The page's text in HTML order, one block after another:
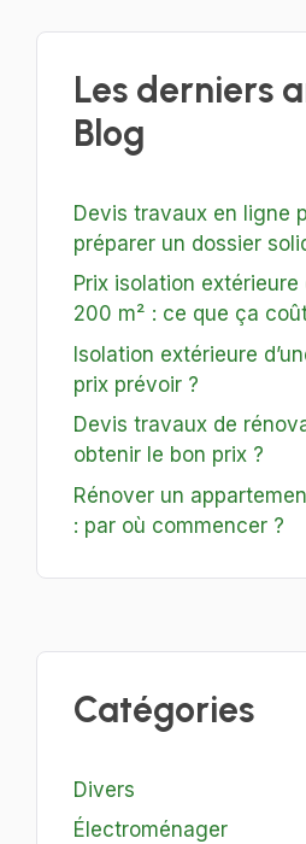
Les derniers
Blog
Devis travaux en ligne
préparer un dossier
Prix isolation extérieure
200 m² : ce que ça
Isolation extérieure
prix prévoir ?
Devis travaux de
obtenir le bon prix ?
Rénover un
: par où commencer ?
Catégories
Divers
Électroménager